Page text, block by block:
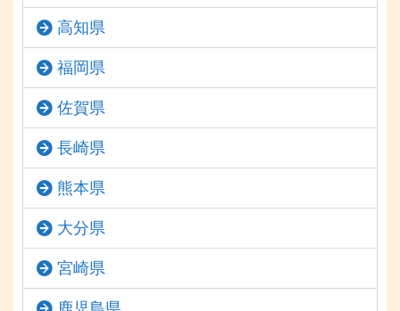
高知県
福岡県
佐賀県
長崎県
熊本県
大分県
宮崎県